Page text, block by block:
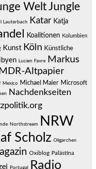
WeltJungle
Lauterbach Katar Katja
Koalitionen Kolumbien
Kunst Köln Künstliche
Lucien Favre
Markus
MDR-Altpapier
Mexico Michael Maier Microsoft
Nachdenkseiten
Northstream NRW
Scholz Oligarchen
Oxiblog Palästina
Portugal Radio